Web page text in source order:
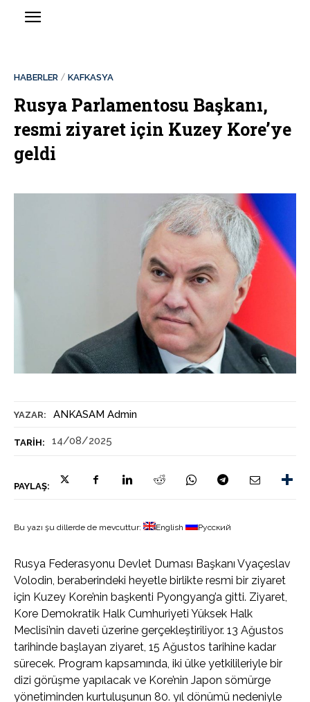
YAZAR: ANKASAM Admin
TARIH: 14/08/2025
PAYLAŞ:
HABERLER KAFKASYA
Rusya Parlamentosu Başkanı,
resmi ziyaret için Kuzey Kore’ye
geldi
Bu yazı şu dillerde de mevcuttur: English Русский
Rusya Federasyonu Devlet Duması Başkanı Vyaçeslav
Volodin, beraberindeki heyetle birlikte resmi bir ziyaret
için Kuzey Kore’nin başkenti Pyongyang’a gitti. Ziyaret,
Kore Demokratik Halk Cumhuriyeti Yüksek Halk
Meclisi’nin daveti üzerine gerçekleştiriliyor. 13 Ağustos
tarihinde başlayan ziyaret, 15 Ağustos tarihine kadar
sürecek. Program kapsamında, iki ülke yetkilileriyle bir
dizi görüşme yapılacak ve Kore’nin Japon sömürge
yönetiminden kurtuluşunun 80. yıl dönümü nedeniyle